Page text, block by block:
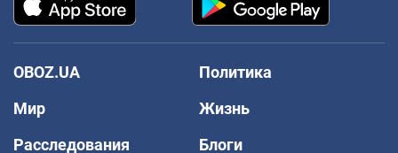
OBOZ.UA
Политика
Мир
Жизнь
Расследования
Блоги